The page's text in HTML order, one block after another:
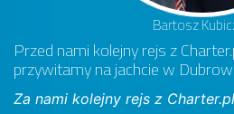
Bartosz
Przed nami kolejny rejs z
przywitamy na jachcie w
Za nami kolejny rejs z